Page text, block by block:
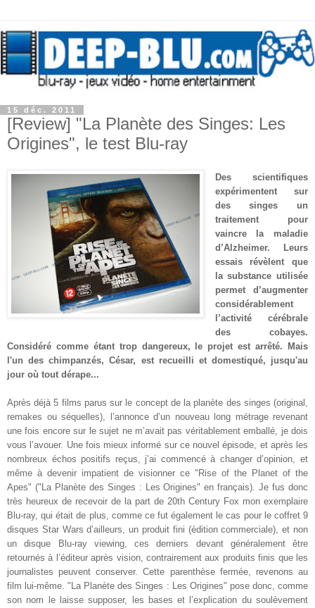
15 déc. 2011
[Review] "La Planète des Singes: Les
Origines", le test Blu-ray
Des scientifiques
expérimentent sur
des singes un
traitement pour
vaincre la maladie
d’Alzheimer. Leurs
essais révèlent que
la substance utilisée
permet d’augmenter
considérablement
l’activité cérébrale
des cobayes.
Considéré comme étant trop dangereux, le projet est arrêté. Mais
l'un des chimpanzés, César, est recueilli et domestiqué, jusqu'au
jour où tout dérape...
Après déjà 5 films parus sur le concept de la planète des singes (original,
remakes ou séquelles), l’annonce d’un nouveau long métrage revenant
une fois encore sur le sujet ne m’avait pas véritablement emballé, je dois
vous l’avouer. Une fois mieux informé sur ce nouvel épisode, et après les
nombreux échos positifs reçus, j’ai commencé à changer d’opinion, et
même à devenir impatient de visionner ce "Rise of the Planet of the
Apes" ("La Planète des Singes : Les Origines" en français). Je fus donc
très heureux de recevoir de la part de 20th Century Fox mon exemplaire
Blu-ray, qui était de plus, comme ce fut également le cas pour le coffret 9
disques Star Wars d’ailleurs, un produit fini (édition commerciale), et non
un disque Blu-ray viewing, ces derniers devant généralement être
retournés à l’éditeur après vision, contrairement aux produits finis que les
journalistes peuvent conserver. Cette parenthèse fermée, revenons au
film lui-même. "La Planète des Singes : Les Origines" pose donc, comme
son nom le laisse supposer, les bases et l’explication du soulèvement